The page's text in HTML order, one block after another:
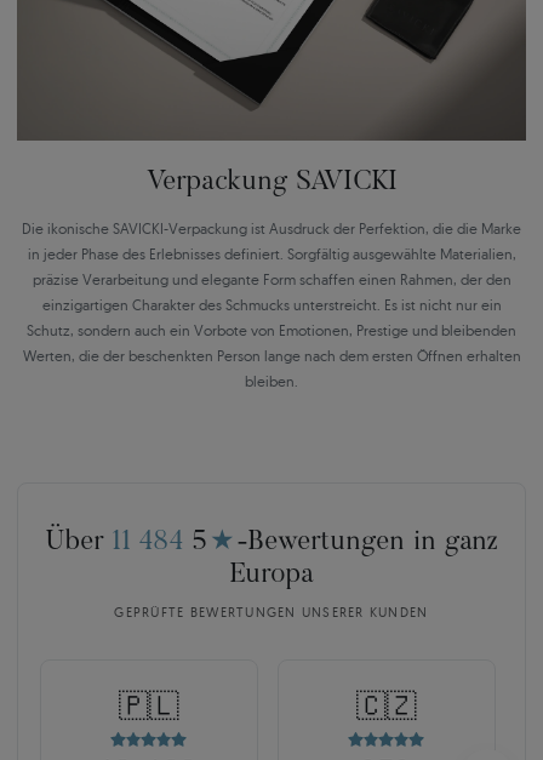
Verpackung SAVICKI
Die ikonische SAVICKI-Verpackung ist Ausdruck der Perfektion, die die Marke
in jeder Phase des Erlebnisses definiert. Sorgfältig ausgewählte Materialien,
präzise Verarbeitung und elegante Form schaffen einen Rahmen, der den
einzigartigen Charakter des Schmucks unterstreicht. Es ist nicht nur ein
Schutz, sondern auch ein Vorbote von Emotionen, Prestige und bleibenden
Werten, die der beschenkten Person lange nach dem ersten Öffnen erhalten
bleiben.
Über 11 484 5 ★ -Bewertungen in ganz
Europa
GEPRÜFTE BEWERTUNGEN UNSERER KUNDEN
🇵🇱 🇨🇿